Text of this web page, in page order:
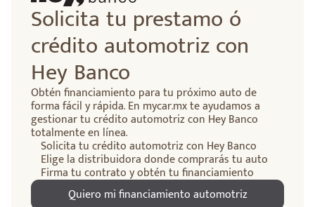
Solicita tu prestamo ó
crédito automotriz con
Hey Banco
Obtén financiamiento para tu próximo auto de
forma fácil y rápida. En mycar.mx te ayudamos a
gestionar tu crédito automotriz con Hey Banco
totalmente en línea.
Solicita tu crédito automotriz con Hey Banco
Elige la distribuidora donde comprarás tu auto
Firma tu contrato y obtén tu financiamiento
Quiero mi financiamiento automotriz